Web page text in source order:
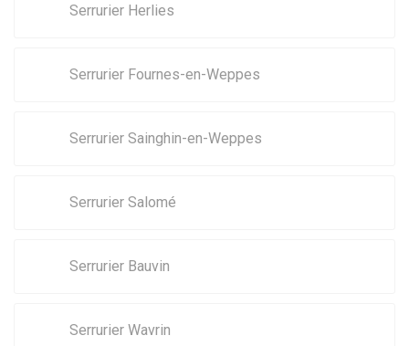
Serrurier Herlies
Serrurier Fournes-en-Weppes
Serrurier Sainghin-en-Weppes
Serrurier Salomé
Serrurier Bauvin
Serrurier Wavrin